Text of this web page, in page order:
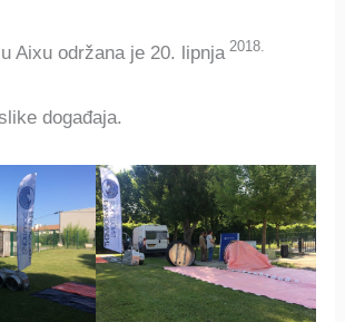
Aixu održana je 20. lipnja 2018.
događaja.